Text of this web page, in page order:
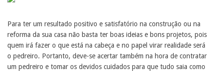
Para ter um resultado positivo e satisfatório na construção ou na
reforma da sua casa não basta ter boas ideias e bons projetos, pois
quem irá fazer o que está na cabeça e no papel virar realidade será
o pedreiro. Portanto, deve-se acertar também na hora de contratar
um pedreiro e tomar os devidos cuidados para que tudo saia como